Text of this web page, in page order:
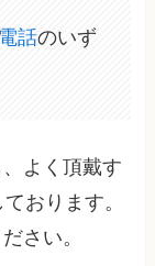
話のいず
よく頂戴す
おります。
さい。